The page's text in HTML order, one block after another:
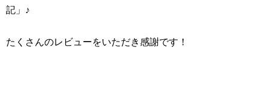
記」♪
たくさんのレビューをいただき感謝です！